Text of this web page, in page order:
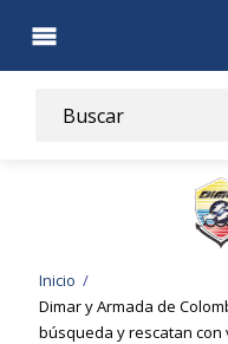
contenido
Ruta
Inicio
Dimar y Armada de
búsqueda y rescatan